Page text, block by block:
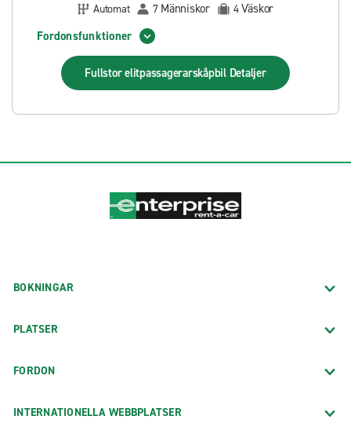
Automat
7 Människor 4Väskor
Fordonsfunktioner
Fullstor elitpassagerarskåpbil Detaljer
BOKNINGAR
PLATSER
FORDON
INTERNATIONELLA WEBBPLATSER